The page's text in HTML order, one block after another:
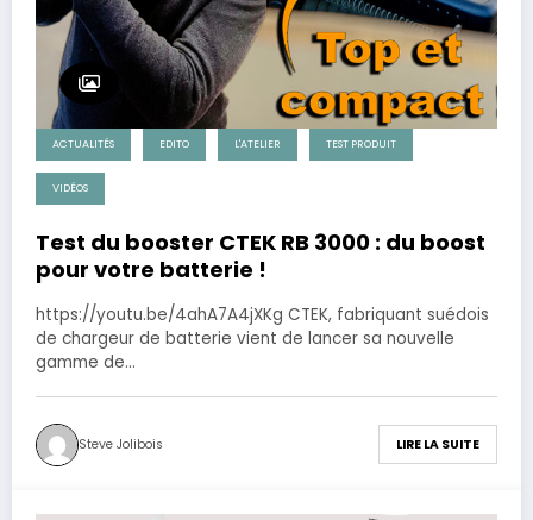
ACTUALITÉS EDITO L'ATELIER TEST PRODUIT
VIDÉOS
Test du booster CTEK RB 3000 : du boost
pour votre batterie !
https://youtu.be/4ahA7A4jXKg CTEK, fabriquant suédois
de chargeur de batterie vient de lancer sa nouvelle
gamme de…
Steve Jolibois LIRE LA SUITE